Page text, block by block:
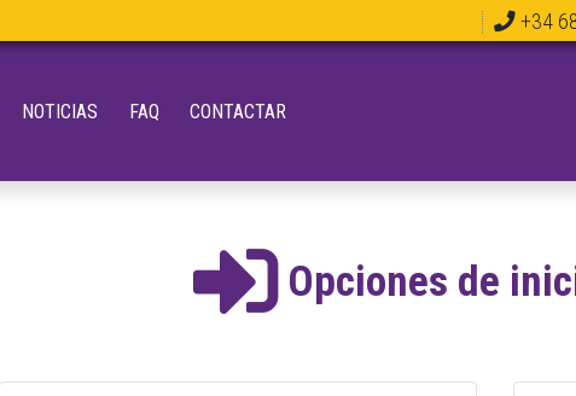
+34
NOTICIAS FAQ CONTACTAR
Opciones de